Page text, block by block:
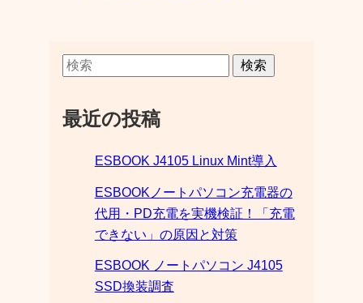
検索
最近の投稿
ESBOOK J4105 Linux Mint導入
ESBOOKノートパソコン充電器の
代用・PD充電を実機検証！「充電
できない」の原因と対策
ESBOOK ノートパソコン J4105
SSD換装調査